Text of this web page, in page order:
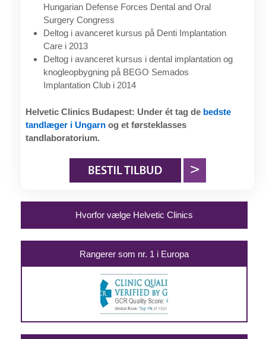
Hungarian Defense Forces Dental and Oral
Surgery Congress
Deltog i avanceret kursus på Denti Implantation
Care i 2013
Deltog i avanceret kursus i dental implantation og
knogleopbygning på BEGO Semados
Implantation Club i 2014
Helvetic Clinics Budapest: Under ét tag de bedste
tandlæger i Ungarnog et førsteklasses
tandlaboratorium.
Hvorfor vælge Helvetic Clinics
Rangerer som nr. 1 i Europa